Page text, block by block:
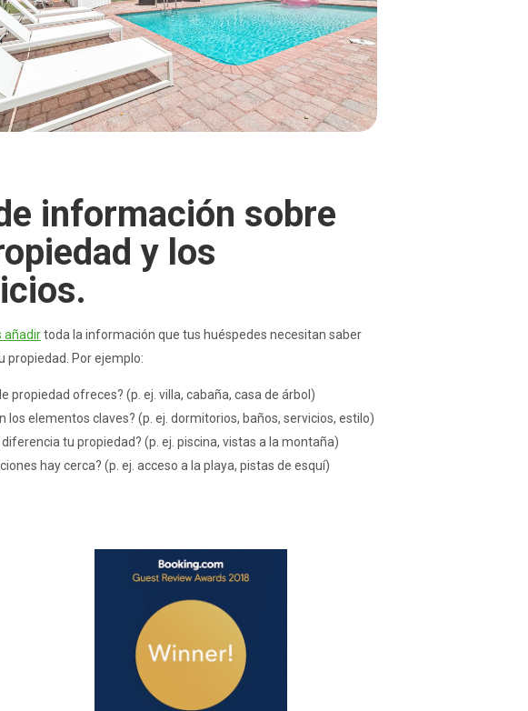
información sobre
y los
añadirtoda la información que tus huéspedes necesitan saber
propiedad. Por ejemplo:
propiedad ofreces? (p. ej. villa, cabaña, casa de árbol)
los elementos claves? (p. ej. dormitorios, baños, servicios, estilo)
diferencia tu propiedad? (p. ej. piscina, vistas a la montaña)
hay cerca? (p. ej. acceso a la playa, pistas de esquí)